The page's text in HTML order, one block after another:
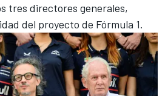
tres directores generales,
del proyecto de Fórmula 1.